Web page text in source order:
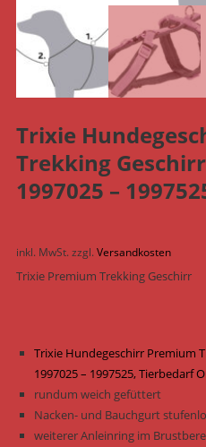
Trixie
Trekking
1997025 –
inkl. MwSt.zzgl.Versandkosten
Trixie Premium Trekking Geschirr
Trixie Hundegeschirr Premium
1997025 – 1997525, Tierbedarf
rundum weich gefüttert
Nacken- und Bauchgurt
weiterer Anleinring im